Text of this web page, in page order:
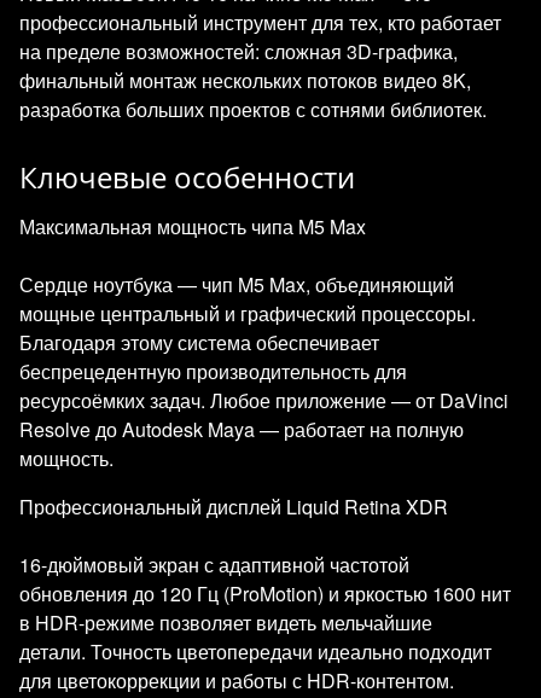
профессиональный инструмент для тех, кто работает
на пределе возможностей: сложная 3D-графика,
финальный монтаж нескольких потоков видео 8K,
разработка больших проектов с сотнями библиотек.
Ключевые особенности
Максимальная мощность чипа M5 Max
Сердце ноутбука — чип M5 Max, объединяющий
мощные центральный и графический процессоры.
Благодаря этому система обеспечивает
беспрецедентную производительность для
ресурсоёмких задач. Любое приложение — от DaVinci
Resolve до Autodesk Maya — работает на полную
мощность.
Профессиональный дисплей Liquid Retina XDR
16-дюймовый экран с адаптивной частотой
обновления до 120 Гц (ProMotion) и яркостью 1600 нит
в HDR-режиме позволяет видеть мельчайшие
детали. Точность цветопередачи идеально подходит
для цветокоррекции и работы с HDR-контентом.